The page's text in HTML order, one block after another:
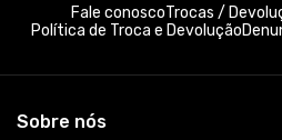
Fale conoscoTrocas /
Política de Troca e Devolução
Sobre nós